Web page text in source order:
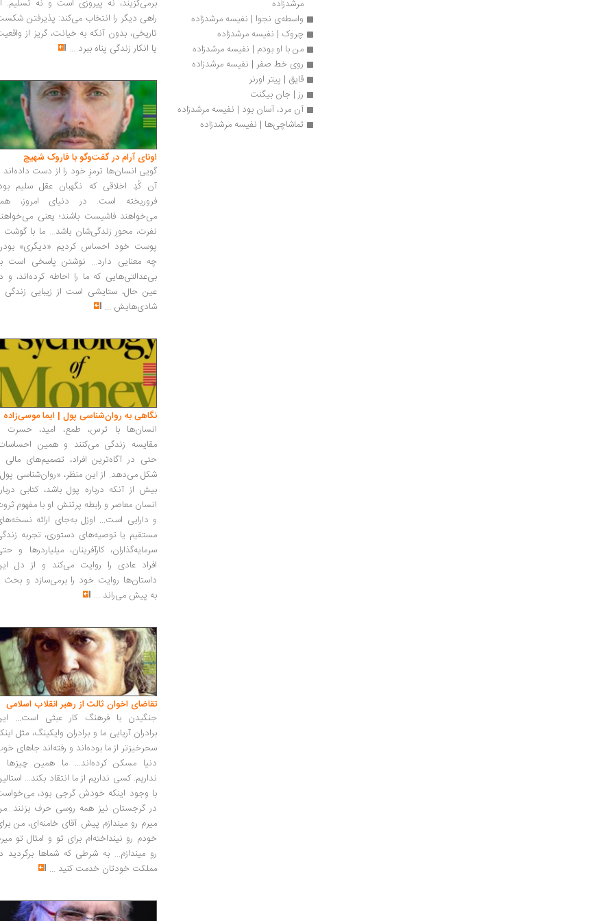
مرشدزاده
واسطه‌ی نجوا | نفیسه مرشدزاده
چروک | نفیسه مرشدزاده
من با او بودم | نفیسه مرشدزاده
روی خط صفر | نفیسه مرشدزاده
قایق | پیتر اورنر
رز | جان بیگنت
آن مرد، آسان بود | نفیسه مرشدزاده
تماشاچی‌ها | نفیسه مرشدزاده
برمی‌گزیند، نه پیروزی است و نه تسلیم.
راهی دیگر را انتخاب می‌کند: پذیرفتن
تاریخی، بدون آنکه به خیانت، گریز از
یا انکار زندگی پناه ببرد ...
اونای آرام در گفت‌وگو با فاروک شهیچ‭
گویی انسان‌ها ترمزِ خود را از دست داده‌اند
آن کُدِ اخلاقی که نگهبان عقل سلیم
فروریخته است. در دنیای امروز،
می‌خواهند فاشیست باشند؛ یعنی
نفرت، محورِ زندگی‌شان باشد... ما با گوشت
پوست خود احساس کردیم «دیگری»
چه معنایی دارد... نوشتن پاسخی است
بی‌عدالتی‌هایی که ما را احاطه کرده‌اند، و
عین حال، ستایشی است از زیبایی زندگی
شادی‌هایش ...
نگاهی به روان‌شناسی پول | ایما موسی‌زاده
انسان‌ها با ترس، طمع، امید، حسرت
مقایسه زندگی می‌کنند و همین
حتی در آگاه‌ترین افراد، تصمیم‌های مالی
شکل می‌دهد. از این منظر، «روان‌شناسی
بیش از آنکه درباره پول باشد، کتابی
انسان معاصر و رابطه پرتنش او با مفهوم
و دارایی است... اوزل به‌جای ارائه
مستقیم یا توصیه‌های دستوری، تجربه
سرمایه‌گذاران، کارآفرینان، میلیاردرها و
افراد عادی را روایت می‌کند و از دل
داستان‌ها روایت خود را برمی‌سازد و بحث
به پیش می‌راند ...
تقاضای اخوان ثالث از رهبر انقلاب اسلامی
جنگیدن با فرهنگ کار عبثی است...
برادران آریایی ما و برادران وایکینگ، مثل
سحرخیزتر از ما بوده‌اند و رفته‌اند جاهای
دنیا مسکن کرده‌اند... ما همین چیزها
نداریم. کسی نداریم از ما انتقاد بکند...
با وجود اینکه خودش گرجی بود،
در گرجستان نیز همه روسی حرف
میرم رو میندازم پیش آقای خامنه‌ای، من
خودم رو نینداخته‌ام برای تو و امثال تو
رو میندازم... به شرطی که شماها برگردید
مملکت خودتان خدمت کنید ...